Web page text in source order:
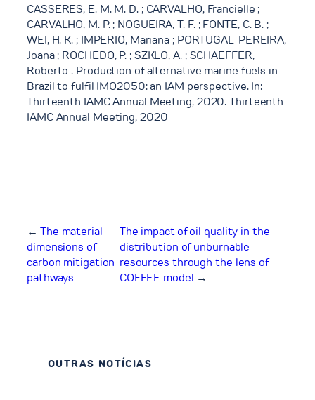
CASSERES, E. M. M. D. ; CARVALHO, Francielle ;
CARVALHO, M. P. ; NOGUEIRA, T. F. ; FONTE, C. B. ;
WEI, H. K. ; IMPERIO, Mariana ; PORTUGAL-PEREIRA,
Joana ; ROCHEDO, P. ; SZKLO, A. ; SCHAEFFER,
Roberto . Production of alternative marine fuels in
Brazil to fulfil IMO2050: an IAM perspective. In:
Thirteenth IAMC Annual Meeting, 2020. Thirteenth
IAMC Annual Meeting, 2020
← The material
dimensions of
carbon mitigation
pathways
The impact of oil quality in the
distribution of unburnable
resources through the lens of
COFFEE model →
OUTRAS NOTÍCIAS